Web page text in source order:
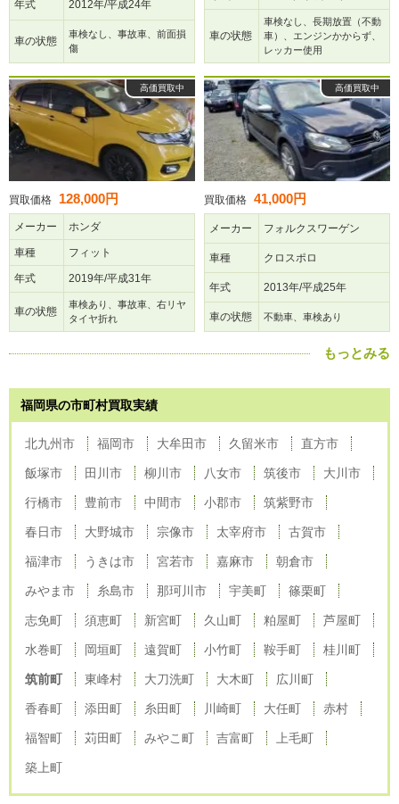
年式 2012年/平成24年
車の状態
車検なし、事故車、前面損
傷
車の状態
車検なし、長期放置（不動
車）、エンジンかからず、
レッカー使用
高価買取中
買取価格 128,000円
メーカー ホンダ
車種 フィット
年式 2019年/平成31年
車の状態
車検あり、事故車、右リヤ
タイヤ折れ
高価買取中
買取価格 41,000円
メーカー フォルクスワーゲン
車種 クロスポロ
年式 2013年/平成25年
車の状態 不動車、車検あり
もっとみる
福岡県の市町村買取実績
北九州市 福岡市 大牟田市 久留米市 直方市
飯塚市 田川市 柳川市 八女市 筑後市 大川市
行橋市 豊前市 中間市 小郡市 筑紫野市
春日市 大野城市 宗像市 太宰府市 古賀市
福津市 うきは市 宮若市 嘉麻市 朝倉市
みやま市 糸島市 那珂川市 宇美町 篠栗町
志免町 須恵町 新宮町 久山町 粕屋町 芦屋町
水巻町 岡垣町 遠賀町 小竹町 鞍手町 桂川町
筑前町 東峰村 大刀洗町 大木町 広川町
香春町 添田町 糸田町 川崎町 大任町 赤村
福智町 苅田町 みやこ町 吉富町 上毛町
築上町